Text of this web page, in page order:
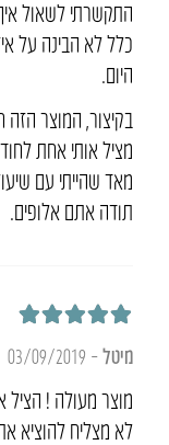
התקשרתי לשאול
כלל לא הבינה על
היום.
בקיצור, המוצר הזה
מציל אותי אחת
מאד שהייתי עם
תודה אתם אלופים.
מיטל–
03/09/2019
מוצר מעולה ! הציל
לא מצליח להוציא